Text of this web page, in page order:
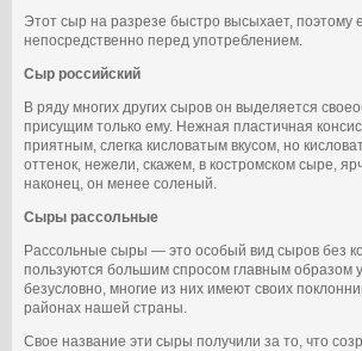
Этот сыр на разрезе быстро высыхает, поэтому
непосредственно перед употреблением.
Сыр российский
В ряду многих других сыров он выделяется
присущим только ему. Нежная пластичная
приятным, слегка кисловатым вкусом, но
оттенок, нежели, скажем, в костромском сыре,
наконец, он менее соленый.
Сыры рассольные
Рассольные сыры — это особый вид сыров без
пользуются большим спросом главным образом
безусловно, многие из них имеют своих
районах нашей страны.
Свое название эти сыры получили за то, что